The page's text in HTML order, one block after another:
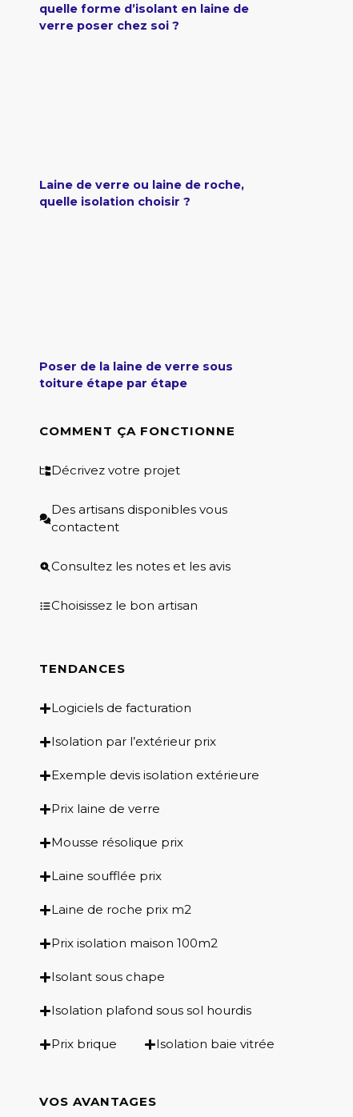
quelle forme d’isolant en laine de
verre poser chez soi ?
Laine de verre ou laine de roche,
quelle isolation choisir ?
Poser de la laine de verre sous
toiture étape par étape
COMMENT ÇA FONCTIONNE
Décrivez votre projet
Des artisans disponibles vous
contactent
Consultez les notes et les avis
Choisissez le bon artisan
TENDANCES
Logiciels de facturation
Isolation par l’extérieur prix
Exemple devis isolation extérieure
Prix laine de verre
Mousse résolique prix
Laine soufflée prix
Laine de roche prix m2
Prix isolation maison 100m2
Isolant sous chape
Isolation plafond sous sol hourdis
Prix brique Isolation baie vitrée
VOS AVANTAGES